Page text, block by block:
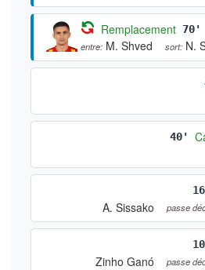
Remplacement 70'
entre: M. Shved sort: N.
40'
A. Sissako
passe
Zinho Ganó
passe